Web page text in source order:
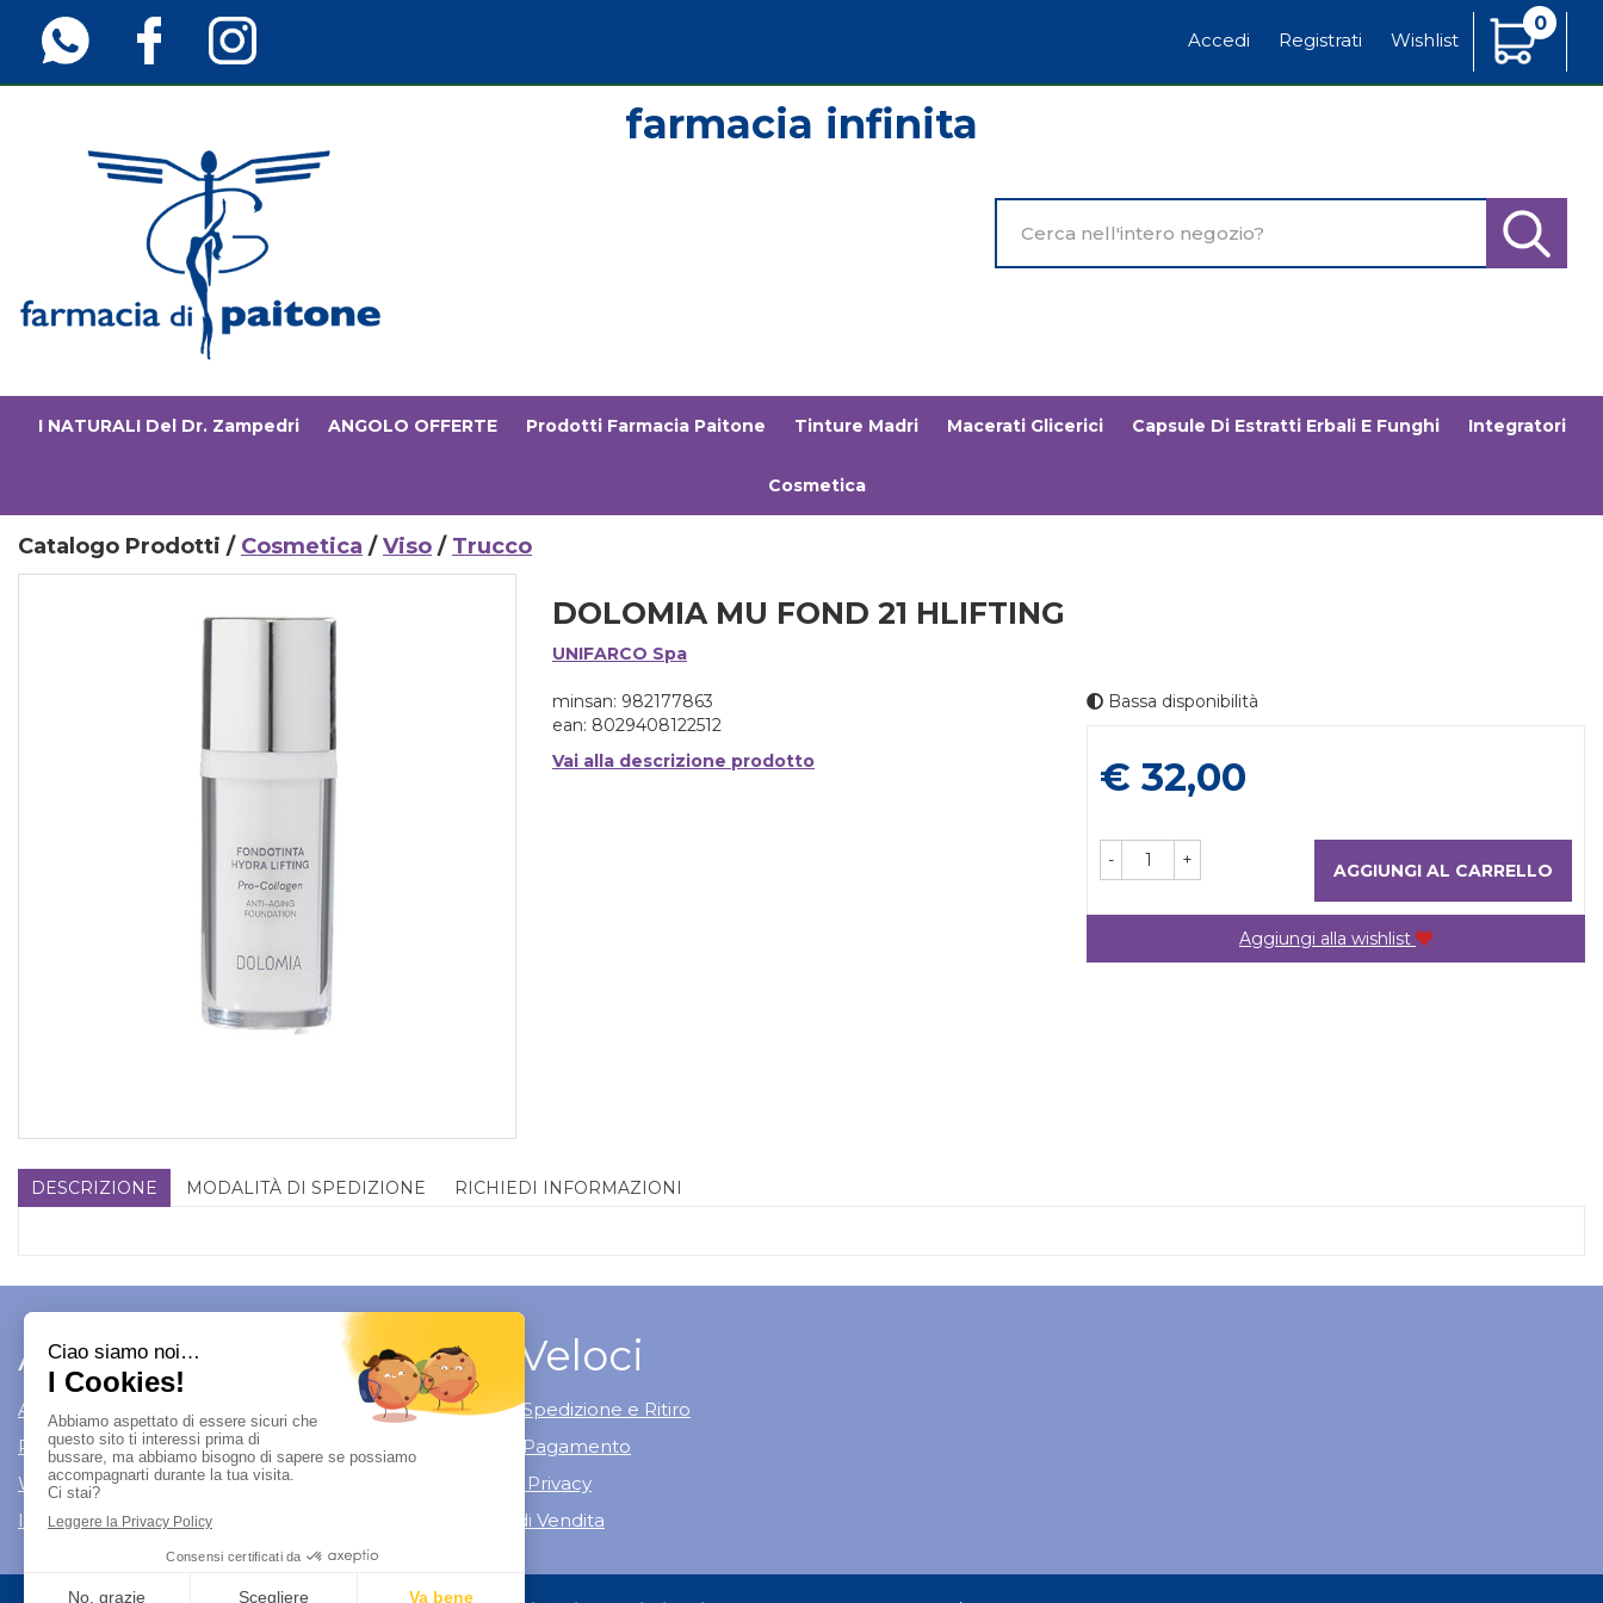
contenuto
principale
Accedi Registrati Wishlist
0
Articoli
Inseriti
Farmaciainfinita.it
Prodotto
Cerca
I NATURALI Del Dr. Zampedri ANGOLO OFFERTE Prodotti Farmacia Paitone Tinture Madri Macerati Glicerici Capsule Di Estratti Erbali E Funghi Integratori
Cosmetica
Catalogo Prodotti / Cosmetica /Viso / Trucco
DOLOMIA MU FOND 21 HLIFTING
UNIFARCO Spa
minsan: 982177863
ean: 8029408122512
Vai alla descrizione prodotto
Bassa disponibilità
Prezzo
€ 32,00
- + AGGIUNGI AL CARRELLO
Aggiungi alla wishlist
DESCRIZIONE MODALITÀ DI SPEDIZIONE RICHIEDI INFORMAZIONI
Area Utente
Area utente
Registrati
Wishlist
Iscrizione alla Newsletter
Link Veloci
Modalità di Spedizione e Ritiro
Modalità di Pagamento
Informativa Privacy
Condizioni di Vendita